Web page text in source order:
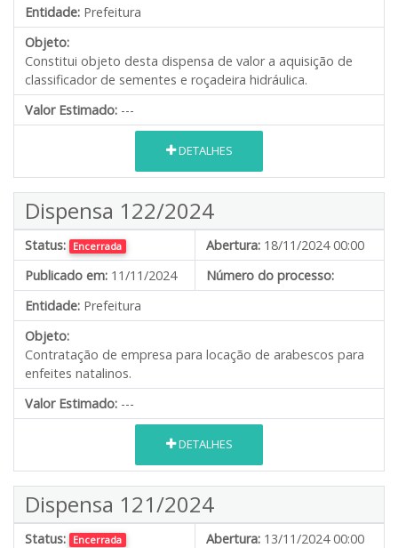
Entidade: Prefeitura
Objeto:
Constitui objeto desta dispensa de valor a aquisição de
classificador de sementes e roçadeira hidráulica.
Valor Estimado: ---
DETALHES
Dispensa 122/2024
Status: Encerrada Abertura: 18/11/2024 00:00
Publicado em: 11/11/2024
Número do processo:
Entidade: Prefeitura
Objeto:
Contratação de empresa para locação de arabescos para
enfeites natalinos.
Valor Estimado: ---
DETALHES
Dispensa 121/2024
Status: Encerrada Abertura: 13/11/2024 00:00